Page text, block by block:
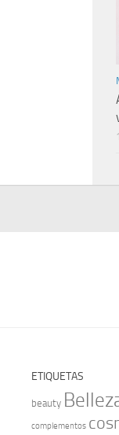
ETIQUETAS
beauty
complementos